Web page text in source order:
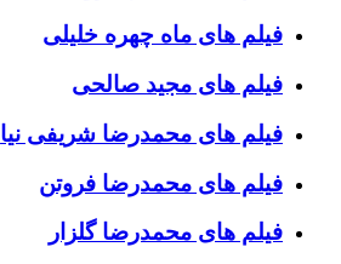
فیلم های ماه چهره خلیلی
فیلم های مجید صالحی
فیلم های محمدرضا شریفی نیا
فیلم های محمدرضا فروتن
فیلم های محمدرضا گلزار